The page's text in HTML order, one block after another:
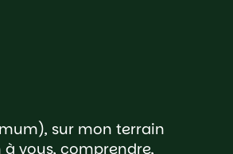
sur mon terrain
vous, comprendre,